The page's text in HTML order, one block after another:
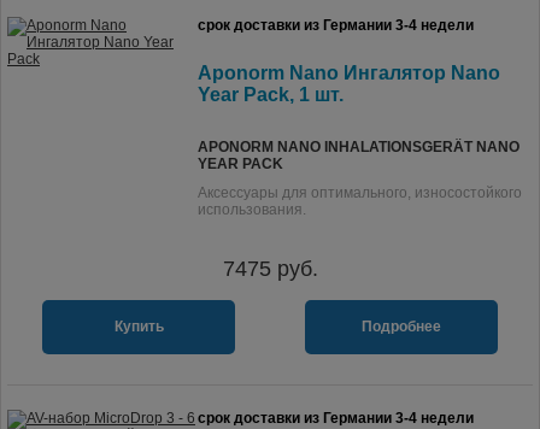
срок доставки из Германии 3-4 недели
Aponorm Nano Ингалятор Nano
Year Pack, 1 шт.
APONORM NANO INHALATIONSGERÄT NANO
YEAR PACK
Аксессуары для оптимального, износостойкого
использования.
7475 руб.
Купить Подробнее
срок доставки из Германии 3-4 недели